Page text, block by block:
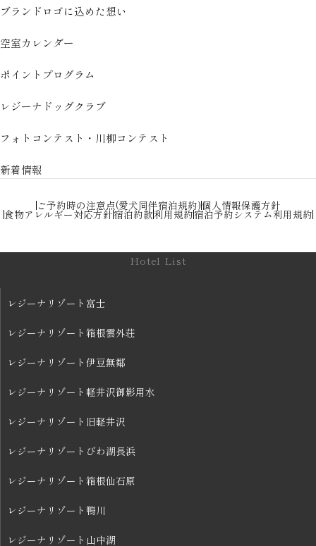
ブランドロゴに込めた想い
空室カレンダー
ポイントプログラム
レジーナドッグクラブ
フォトコンテスト・川柳コンテスト
新着情報
ご予約時の注意点(愛犬同伴宿泊規約)個人情報保護方針
食物アレルギー対応方針宿泊約款利用規約宿泊予約システム利用規約
Hotel List
レジーナリゾート富士
レジーナリゾート箱根雲外荘
レジーナリゾート伊豆無鄰
レジーナリゾート軽井沢御影用水
レジーナリゾート旧軽井沢
レジーナリゾートびわ湖長浜
レジーナリゾート箱根仙石原
レジーナリゾート鴨川
レジーナリゾート山中湖